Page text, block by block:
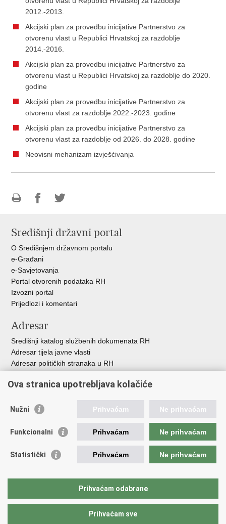
2012.-2013.
Akcijski plan za provedbu inicijative Partnerstvo za
otvorenu vlast u Republici Hrvatskoj za razdoblje
2014.-2016.
Akcijski plan za provedbu inicijative Partnerstvo za
otvorenu vlast u Republici Hrvatskoj za razdoblje do 2020.
godine
Akcijski plan za provedbu inicijative Partnerstvo za
otvorenu vlast za razdoblje 2022.-2023. godine
Akcijski plan za provedbu inicijative Partnerstvo za
otvorenu vlast za razdoblje od 2026. do 2028. godine
Neovisni mehanizam izvješćivanja
FacebookuTwitteru
Središnji državni portal
O Središnjem državnom portalu
e-Građani
e-Savjetovanja
Portal otvorenih podataka RH
Izvozni portal
Prijedlozi i komentari
Adresar
Središnji katalog službenih dokumenata RH
Adresar tijela javne vlasti
Adresar političkih stranaka u RH
Besplatni telefoni javne uprave
Važne poveznice
Vlada Republike Hrvatske
Registar neprofitnih organizacija
Nacionalna zaklada za razvoj civilnoga društva
Ova stranica upotrebljava kolačiće
Nužni Prihvaćam Ne prihvaćam
Funkcionalni Prihvaćam Ne prihvaćam
Statistički Prihvaćam Ne prihvaćam
Prihvaćam odabrane
Prihvaćam sve